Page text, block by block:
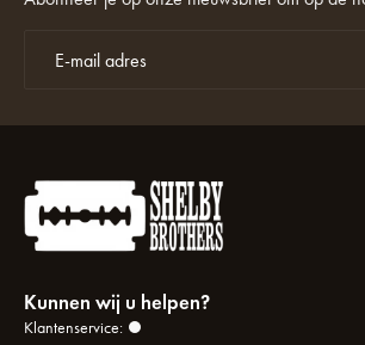
Kunnen wij u helpen?
Klantenservice: